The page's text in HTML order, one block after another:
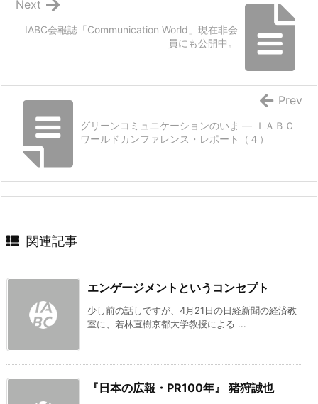
IABC会報誌「Communication World」現在非会
員にも公開中。
Next
グリーンコミュニケーションのいま ― ＩＡＢＣ
ワールドカンファレンス・レポート（４）
Prev
関連記事
エンゲージメントというコンセプト
少し前の話しですが、4月21日の日経新聞の経済教
室に、若林直樹京都大学教授による ...
『日本の広報・PR100年』 猪狩誠也